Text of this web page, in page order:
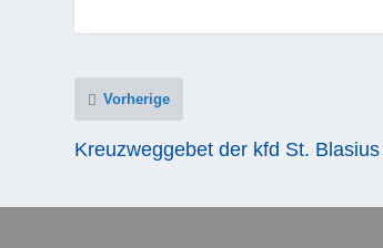
Vorherige
Kreuzweggebet der kfd St.